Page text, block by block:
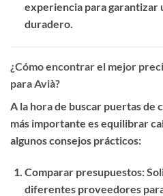
experiencia para garantizar
duradero.
¿Cómo encontrar el mejor
para Avià?
A la hora de buscar puertas de
más importante es equilibrar
algunos consejos prácticos:
Comparar presupuestos:
diferentes proveedores